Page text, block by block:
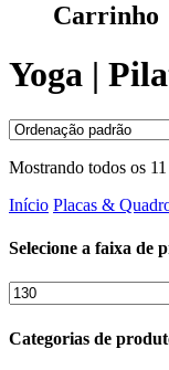
Carrinho
Yoga |
Mostrando todos os
Início Placas &
Selecione a faixa de
Preço
mínimo
Categorias de